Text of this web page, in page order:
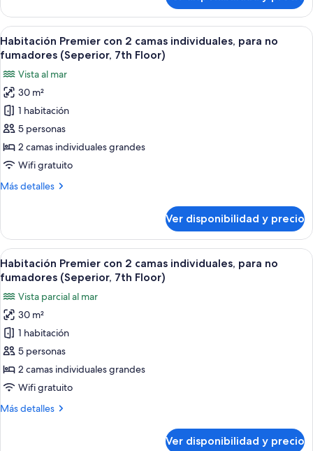
fumadores,
vista
parcial
al
océano
(7th
Floor)
Premier
con
2
camas
para
no
fumadores,
vista
parcial
océano
(7th
Ver
todas
fotos
de
Habitación
Premier
con
2
individuales,
fumadores
(Seperior,
7th
Floor)
Habitación de hotel con dos camas,
6
Habitación Premier con 2 camas individuales, para no
fumadores (Seperior, 7th Floor)
Vista al mar
30 m²
1 habitación
5 personas
2 camas individuales grandes
Wifi gratuito
Más detalles
Más
Premier
con
2
camas
para
no
fumadores
(Seperior,
7th
Ver disponibilidad y precio
Ver
todas
fotos
de
Habitación
Premier
con
2
individuales,
Habitación de hotel con dos camas,
5
Habitación Premier con 2 camas individuales, para no
fumadores (Seperior, 7th Floor)
Vista parcial al mar
30 m²
1 habitación
5 personas
2 camas individuales grandes
Wifi gratuito
Más detalles
Más
Ver disponibilidad y precio